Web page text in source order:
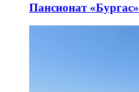
Пансионат «Бургас»